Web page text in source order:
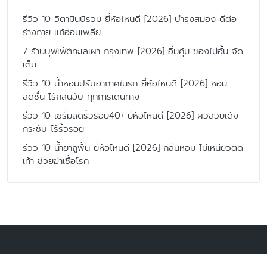
รีวิว 10 วิตามินบีรวม ยี่ห้อไหนดี [2026] บำรุงสมอง ดีต่อ
ร่างกาย แก้อ่อนเพลีย
7 ร้านบุฟเฟ่ต์ทะเลเผา กรุงเทพ [2026] อิ่มคุ้ม ของไม่อั้น จัด
เต็ม
รีวิว 10 น้ำหอมปรับอากาศในรถ ยี่ห้อไหนดี [2026] หอม
สดชื่น ไร้กลิ่นอับ ทุกการเดินทาง
รีวิว 10 เซรั่มลดริ้วรอย40+ ยี่ห้อไหนดี [2026] ผิวสวยเด้ง
กระชับ ไร้ริ้วรอย
รีวิว 10 น้ำยาถูพื้น ยี่ห้อไหนดี [2026] กลิ่นหอม ไม่เหนียวติด
เท้า ช่วยฆ่าเชื้อโรค